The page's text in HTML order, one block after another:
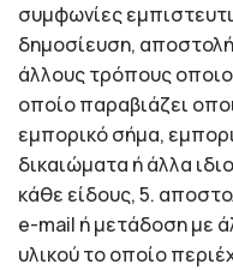
συμφωνίες
δημοσίευση,
άλλους τρόπους
οποίο παραβιάζει
εμπορικό σήμα,
δικαιώματα ή άλλα
κάθε είδους, 5.
e-mail ή μετάδοση με
υλικού το οποίο